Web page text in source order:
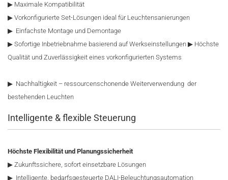
▶ Maximale Kompatibilität
▶ Vorkonfigurierte Set-Lösungen ideal für Leuchtensanierungen
▶ Einfachste Montage und Demontage
▶ Sofortige Inbetriebnahme basierend auf Werkseinstellungen ▶ Höchste
Qualität und Zuverlässigkeit eines vorkonfigurierten Systems
▶ Nachhaltigkeit – ressourcenschonende Weiterverwendung der
bestehenden Leuchten
Intelligente & flexible Steuerung
Höchste Flexibilität und Planungssicherheit
▶ Zukunftssichere, sofort einsetzbare Lösungen
▶ Intelligente, bedarfsgesteuerte DALI-Beleuchtungsautomation